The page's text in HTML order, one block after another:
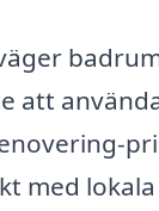
att
med